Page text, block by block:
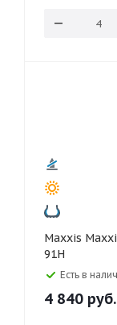
Maxxis Maxxis 195/65 R15 MP-10 PRAGMATRA
91H
Есть в
4 840 руб.